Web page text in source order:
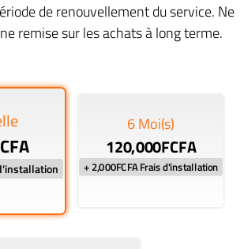
de renouvellement du service. Ne
remise sur les achats à long terme.
6 Moi(s)
120,000FCFA
+ 2,000FCFA Frais d'installation